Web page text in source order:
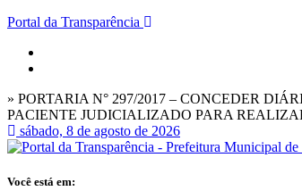
Portal da Transparência
» PORTARIA N° 297/2017 – CONCEDER
PACIENTE JUDICIALIZADO PARA
sábado, 8 de agosto de 2026
Você está em: